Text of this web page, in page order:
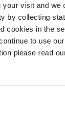
your visit and we
by collecting
cookies in the
to use
please read